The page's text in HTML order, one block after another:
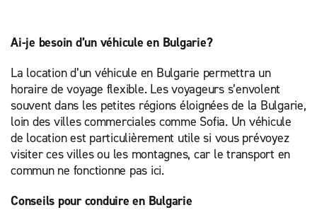
Ai-je besoin d’un véhicule en Bulgarie?
La location d’un véhicule en Bulgarie permettra un
horaire de voyage flexible. Les voyageurs s’envolent
souvent dans les petites régions éloignées de la Bulgarie,
loin des villes commerciales comme Sofia. Un véhicule
de location est particulièrement utile si vous prévoyez
visiter ces villes ou les montagnes, car le transport en
commun ne fonctionne pas ici.
Conseils pour conduire en Bulgarie